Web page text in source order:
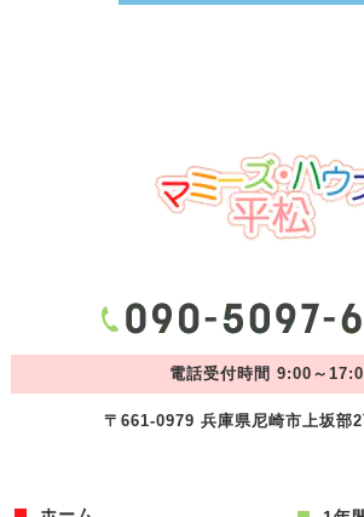
電話受付時間 9:00～
〒661-0979 兵庫県尼崎市上坂部